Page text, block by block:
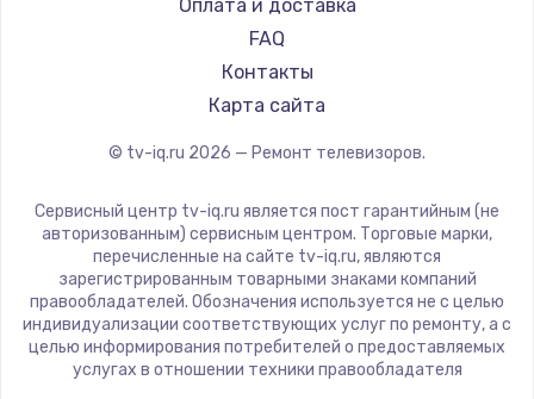
Doffler
Hiper
Grundig
Thomson
Yandex
National
iFFALCON
Tuvio
Оплата и доставка
FAQ
Контакты
Карта сайта
© tv-iq.ru 2026 — Ремонт телевизоров.
Сервисный центр tv-iq.ru является пост гарантийным (не
авторизованным) сервисным центром. Торговые марки,
перечисленные на сайте tv-iq.ru, являются
зарегистрированным товарными знаками компаний
правообладателей. Обозначения используется не с целью
индивидуализации соответствующих услуг по ремонту, а с
целью информирования потребителей о предоставляемых
услугах в отношении техники правообладателя